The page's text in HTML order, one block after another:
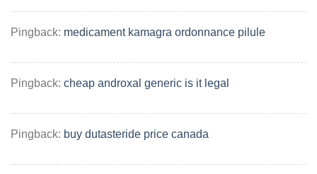
Pingback: medicament kamagra ordonnance pilule
Pingback: cheap androxal generic is it legal
Pingback: buy dutasteride price canada